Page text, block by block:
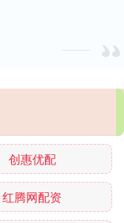
创惠优配
红腾网配资